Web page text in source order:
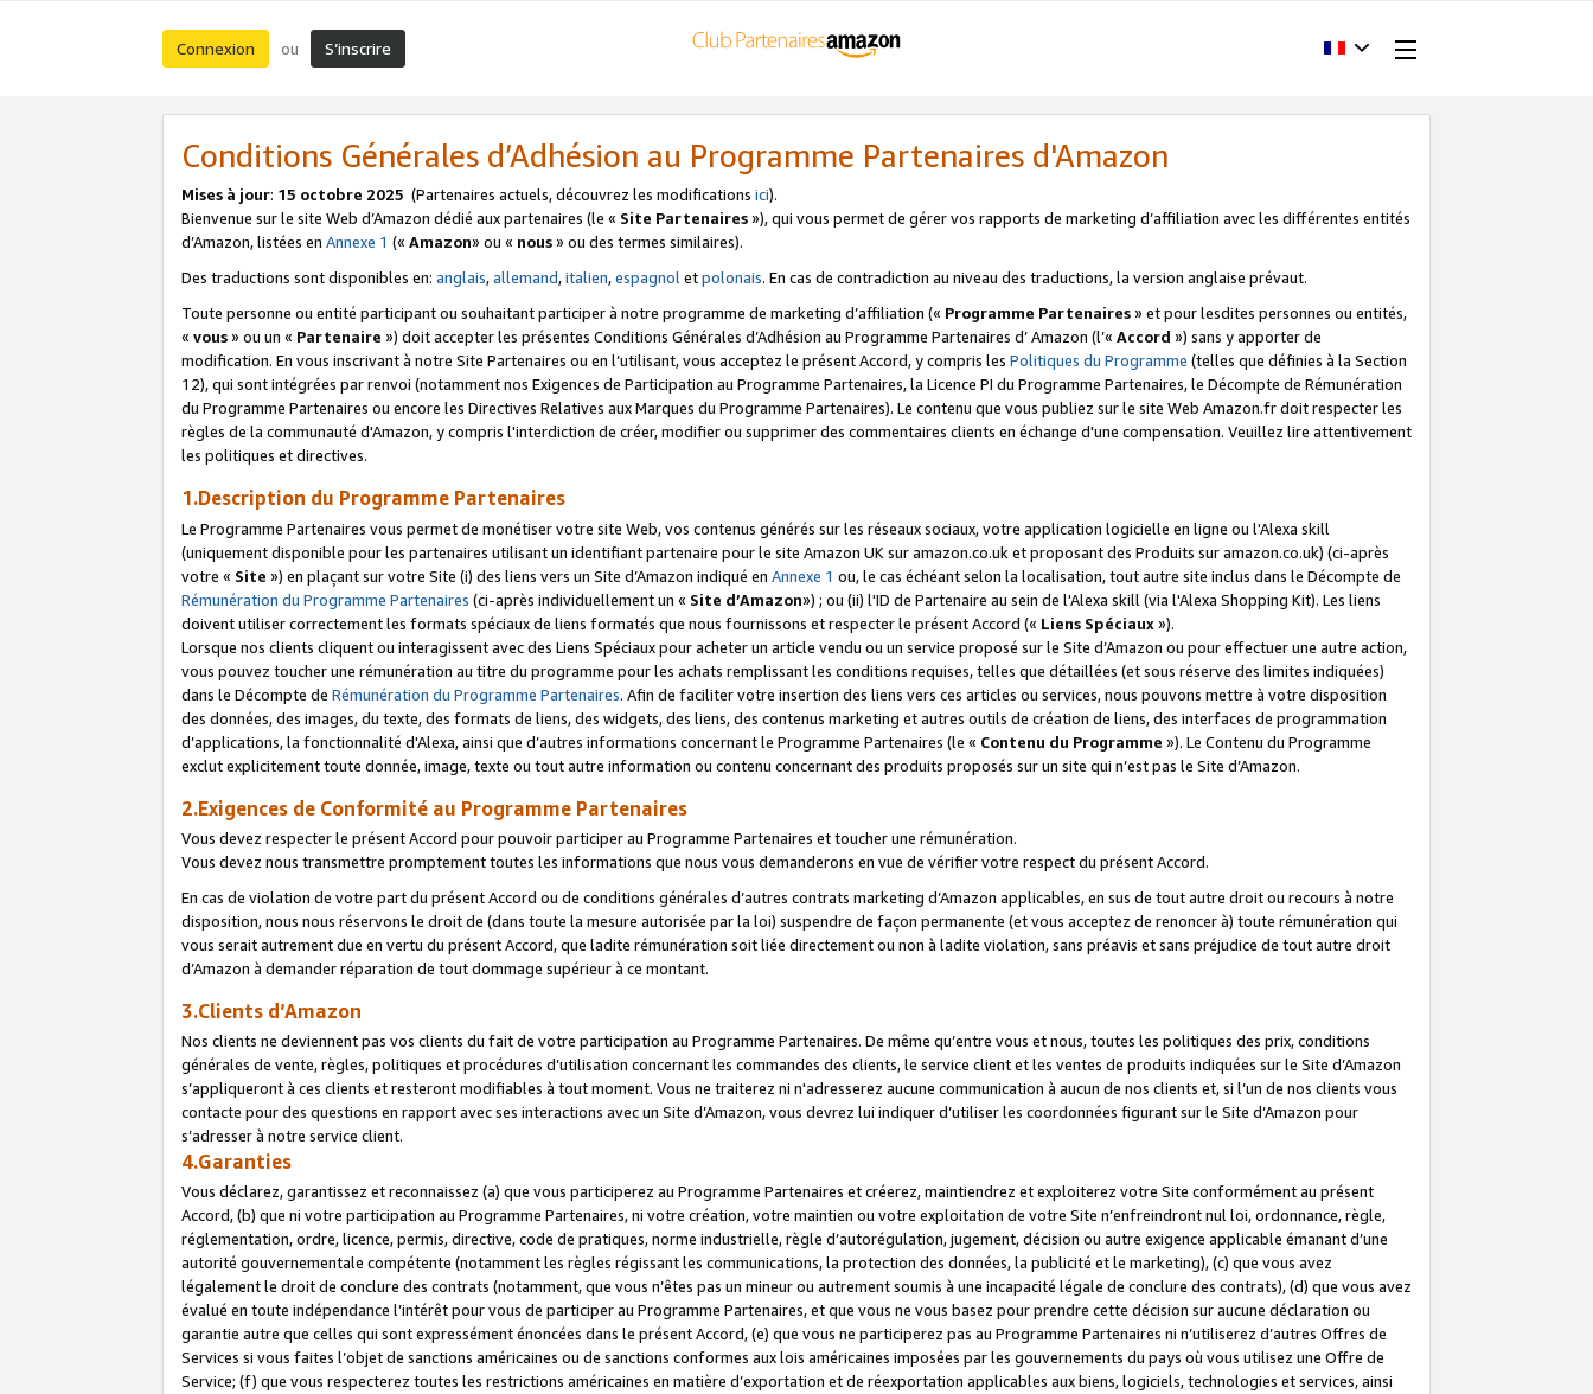
Connexion ou S’inscrire
Conditions Générales d’Adhésion au Programme Partenaires d'Amazon
Mises à jour: 15 octobre 2025 (Partenaires actuels, découvrez les modifications ici).
Bienvenue sur le site Web d’Amazon dédié aux partenaires (le « Site Partenaires»), qui vous permet de gérer vos rapports de marketing d’affiliation avec les différentes entités
d’Amazon, listées en Annexe 1 (« Amazon» ou « nous» ou des termes similaires).
Des traductions sont disponibles en: anglais,allemand,italien,espagnoletpolonais. En cas de contradiction au niveau des traductions, la version anglaise prévaut.
Toute personne ou entité participant ou souhaitant participer à notre programme de marketing d’affiliation (« Programme Partenaires» et pour lesdites personnes ou entités,
« vous» ou un « Partenaire ») doit accepter les présentes Conditions Générales d’Adhésion au Programme Partenaires d’ Amazon (l’« Accord ») sans y apporter de
modification. En vous inscrivant à notre Site Partenaires ou en l’utilisant, vous acceptez le présent Accord, y compris les Politiques du Programme (telles que définies à la Section
12), qui sont intégrées par renvoi (notamment nos Exigences de Participation au Programme Partenaires, la Licence PI du Programme Partenaires, le Décompte de Rémunération
du Programme Partenaires ou encore les Directives Relatives aux Marques du Programme Partenaires). Le contenu que vous publiez sur le site Web Amazon.fr doit respecter les
règles de la communauté d'Amazon, y compris l'interdiction de créer, modifier ou supprimer des commentaires clients en échange d'une compensation. Veuillez lire attentivement
les politiques et directives.
1.Description du Programme Partenaires
Le Programme Partenaires vous permet de monétiser votre site Web, vos contenus générés sur les réseaux sociaux, votre application logicielle en ligne ou l'Alexa skill
(uniquement disponible pour les partenaires utilisant un identifiant partenaire pour le site Amazon UK sur amazon.co.uk et proposant des Produits sur amazon.co.uk) (ci-après
votre « Site ») en plaçant sur votre Site (i) des liens vers un Site d’Amazon indiqué en Annexe 1 ou, le cas échéant selon la localisation, tout autre site inclus dans le Décompte de
Rémunération du Programme Partenaires (ci-après individuellement un « Site d’Amazon») ; ou (ii) l'ID de Partenaire au sein de l'Alexa skill (via l'Alexa Shopping Kit). Les liens
doivent utiliser correctement les formats spéciaux de liens formatés que nous fournissons et respecter le présent Accord (« Liens Spéciaux»).
Lorsque nos clients cliquent ou interagissent avec des Liens Spéciaux pour acheter un article vendu ou un service proposé sur le Site d’Amazon ou pour effectuer une autre action,
vous pouvez toucher une rémunération au titre du programme pour les achats remplissant les conditions requises, telles que détaillées (et sous réserve des limites indiquées)
dans le Décompte de Rémunération du Programme Partenaires. Afin de faciliter votre insertion des liens vers ces articles ou services, nous pouvons mettre à votre disposition
des données, des images, du texte, des formats de liens, des widgets, des liens, des contenus marketing et autres outils de création de liens, des interfaces de programmation
d’applications, la fonctionnalité d'Alexa, ainsi que d’autres informations concernant le Programme Partenaires (le « Contenu du Programme »). Le Contenu du Programme
exclut explicitement toute donnée, image, texte ou tout autre information ou contenu concernant des produits proposés sur un site qui n’est pas le Site d’Amazon.
2.Exigences de Conformité au Programme Partenaires
Vous devez respecter le présent Accord pour pouvoir participer au Programme Partenaires et toucher une rémunération.
Vous devez nous transmettre promptement toutes les informations que nous vous demanderons en vue de vérifier votre respect du présent Accord.
En cas de violation de votre part du présent Accord ou de conditions générales d’autres contrats marketing d’Amazon applicables, en sus de tout autre droit ou recours à notre
disposition, nous nous réservons le droit de (dans toute la mesure autorisée par la loi) suspendre de façon permanente (et vous acceptez de renoncer à) toute rémunération qui
vous serait autrement due en vertu du présent Accord, que ladite rémunération soit liée directement ou non à ladite violation, sans préavis et sans préjudice de tout autre droit
d’Amazon à demander réparation de tout dommage supérieur à ce montant.
3.Clients d’Amazon
Nos clients ne deviennent pas vos clients du fait de votre participation au Programme Partenaires. De même qu’entre vous et nous, toutes les politiques des prix, conditions
générales de vente, règles, politiques et procédures d’utilisation concernant les commandes des clients, le service client et les ventes de produits indiquées sur le Site d’Amazon
s’appliqueront à ces clients et resteront modifiables à tout moment. Vous ne traiterez ni n'adresserez aucune communication à aucun de nos clients et, si l’un de nos clients vous
contacte pour des questions en rapport avec ses interactions avec un Site d’Amazon, vous devrez lui indiquer d’utiliser les coordonnées figurant sur le Site d’Amazon pour
s’adresser à notre service client.
4.Garanties
Vous déclarez, garantissez et reconnaissez (a) que vous participerez au Programme Partenaires et créerez, maintiendrez et exploiterez votre Site conformément au présent
Accord, (b) que ni votre participation au Programme Partenaires, ni votre création, votre maintien ou votre exploitation de votre Site n’enfreindront nul loi, ordonnance, règle,
réglementation, ordre, licence, permis, directive, code de pratiques, norme industrielle, règle d’autorégulation, jugement, décision ou autre exigence applicable émanant d’une
autorité gouvernementale compétente (notamment les règles régissant les communications, la protection des données, la publicité et le marketing), (c) que vous avez
légalement le droit de conclure des contrats (notamment, que vous n’êtes pas un mineur ou autrement soumis à une incapacité légale de conclure des contrats), (d) que vous avez
évalué en toute indépendance l’intérêt pour vous de participer au Programme Partenaires, et que vous ne vous basez pour prendre cette décision sur aucune déclaration ou
garantie autre que celles qui sont expressément énoncées dans le présent Accord, (e) que vous ne participerez pas au Programme Partenaires ni n’utiliserez d’autres Offres de
Services si vous faites l’objet de sanctions américaines ou de sanctions conformes aux lois américaines imposées par les gouvernements du pays où vous utilisez une Offre de
Service; (f) que vous respecterez toutes les restrictions américaines en matière d’exportation et de réexportation applicables aux biens, logiciels, technologies et services, ainsi